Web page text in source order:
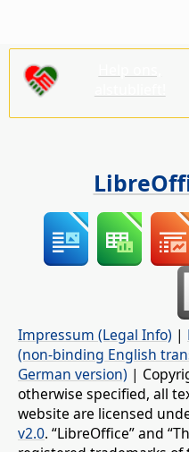
Impressum (Legal Info) |
(non-binding English
German version) |
otherwise specified, all
website are licensed
v2.0. “LibreOffice” and